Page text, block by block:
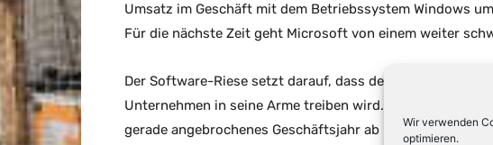
Wir verwenden
optimieren.
Umsatz im Geschäft mit dem Betriebssystem Windows
Für die nächste Zeit geht Microsoft von einem weiter
Der Software-Riese setzt darauf, dass der Kostendruck
Unternehmen in seine Arme treiben wird. Der Konzern
gerade angebrochenes Geschäftsjahr ab und rechnet mit